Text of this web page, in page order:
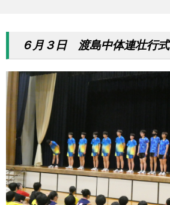
６月３日 渡島中体連壮行式